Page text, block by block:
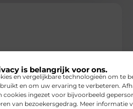
is belangrijk voor ons.
en vergelijkbare technologieën om te
en om uw ervaring te verbeteren.
ingezet voor bijvoorbeeld
van bezoekersgedrag. Meer informatie
ETEN EN DRINKEN
bij een
bevindt zich een